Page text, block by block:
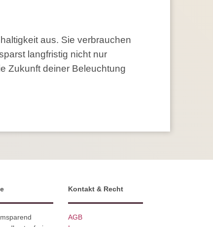
aus. Sie verbrauchen
langfristig nicht nur
Zukunft deiner Beleuchtung
Kontakt & Recht
AGB